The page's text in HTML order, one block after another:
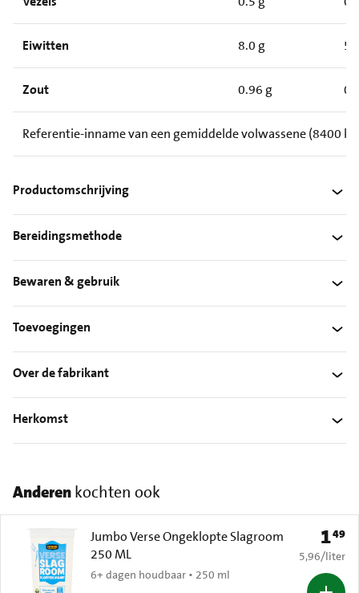
Eiwitten 8.0 g
Zout 0.96 g
Referentie-inname van een gemiddelde volwassene (8400
Productomschrijving
Bereidingsmethode
Bewaren & gebruik
Toevoegingen
Over de fabrikant
Herkomst
Anderenkochten ook
Jumbo Verse Ongeklopte Slagroom
250 ML
6+ dagen houdbaar • 250 ml
Prijs:
149
€ 5,96 per
5,96/liter